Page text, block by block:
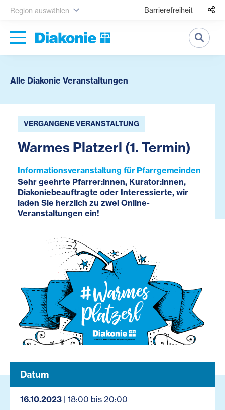
Region auswählen Barrierefreiheit
Suche
Alle Diakonie Veranstaltungen
VERGANGENE VERANSTALTUNG
Warmes Platzerl (1. Termin)
Informationsveranstaltung für Pfarrgemeinden
Sehr geehrte Pfarrer:innen, Kurator:innen,
Diakoniebeauftragte oder Interessierte, wir
laden Sie herzlich zu zwei Online-
Veranstaltungen ein!
Datum
16.10.2023 | 18:00 bis 20:00